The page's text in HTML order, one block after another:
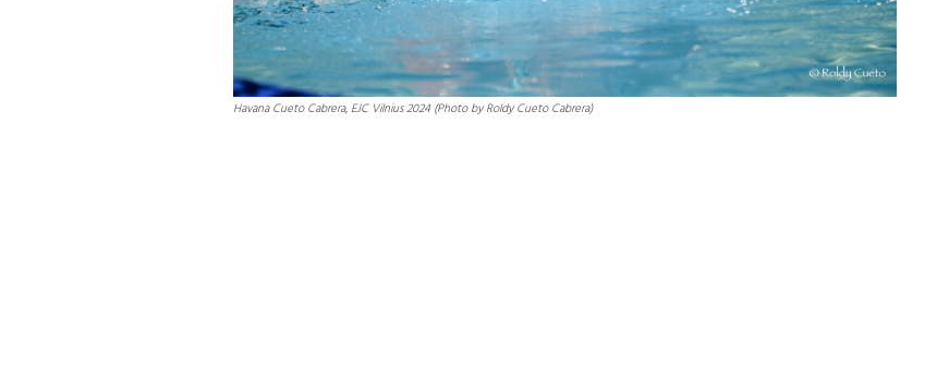
Havana Cueto Cabrera, EJC Vilnius 2024 (Photo by Roldy Cueto Cabrera)